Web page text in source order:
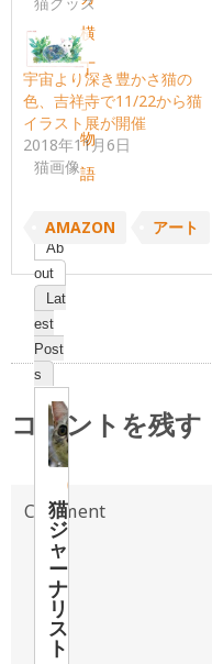
横
丁
」
物
語
Ab
out
Lat
est
Post
s
猫
ジ
ャ
ー
ナ
リ
ス
ト
宇宙より深き豊かさ猫の
色、吉祥寺で11/22から猫
イラスト展が開催
2018年11月6日
猫画像
AMAZON アート
コメントを残す